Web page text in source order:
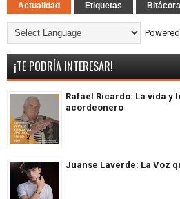
Actualidad Etiquetas Bitácora
¡TE PODRÍA INTERESAR!
Rafael Ricardo: La vida y
acordeonero
Juanse Laverde: La Voz